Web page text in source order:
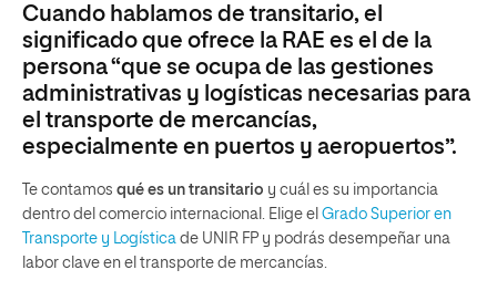
Cuando hablamos de transitario, el
significado que ofrece la RAE es el de la
persona “que se ocupa de las gestiones
administrativas y logísticas necesarias para
el transporte de mercancías,
especialmente en puertos y aeropuertos”.
Te contamos qué es un transitario y cuál es su importancia
dentro del comercio internacional. Elige el Grado Superior en
Transporte y Logística de UNIR FP y podrás desempeñar una
labor clave en el transporte de mercancías.